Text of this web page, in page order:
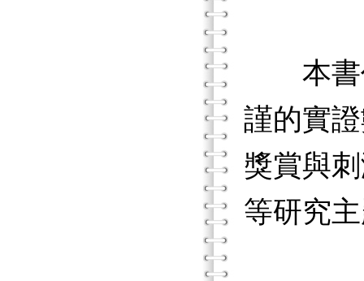
本書作
謹的實
獎賞與
等研究